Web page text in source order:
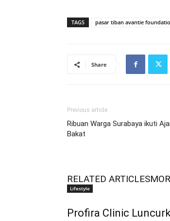
TAGS pasar tiban avantie
Share
Previous article
Ribuan Warga Surabaya ikuti
Bakat
RELATED ARTICLES
Lifestyle
Profira Clinic